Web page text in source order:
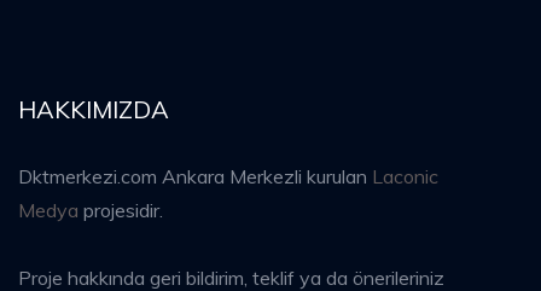
HAKKIMIZDA
Dktmerkezi.com Ankara Merkezli kurulan Laconic
Medya projesidir.
Proje hakkında geri bildirim, teklif ya da önerileriniz